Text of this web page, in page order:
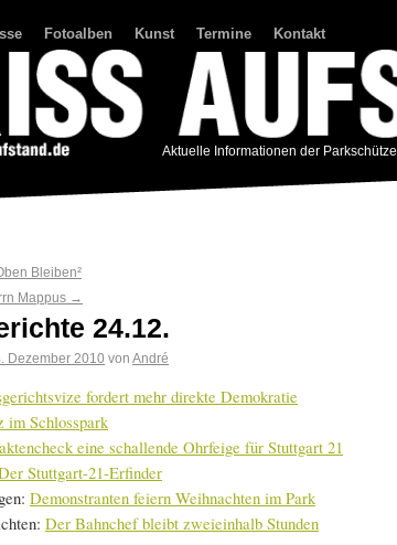
Fotoalben Kunst Termine Kontakt
Aktuelle Informationen der
Bleiben²
Mappus →
24.12.
Dezember 2010 von André
fordert mehr direkte Demokratie
im Schlosspark
eine schallende Ohrfeige für Stuttgart 21
Stuttgart-21-Erfinder
Demonstranten feiern Weihnachten im Park
Der Bahnchef bleibt zweieinhalb Stunden